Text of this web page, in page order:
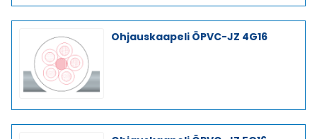
Ohjauskaapeli ÖPVC-JZ 4G16